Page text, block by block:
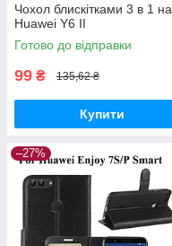
Чохол блискітками 3 в 1 на
Huawei Y6 II
Готово до відправки
99 ₴ 135,62 ₴
Купити
–27%